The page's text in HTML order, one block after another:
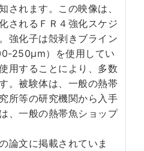
されます。この映像は、
されるＦＲ４強化スケジ
強化子は殻剥きブライン
250μm）を使用してい
用することにより、多数
。被験体は、一般の熱帯
所等の研究機関から入手
、一般の熱帯魚ショップ
論文に掲載されていま